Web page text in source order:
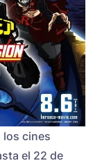
los cines
el 22 de